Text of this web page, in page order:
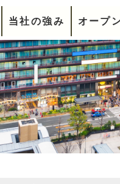
当社の強み オープ